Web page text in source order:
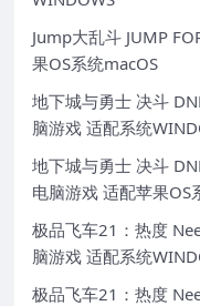
Jump大乱斗 JUMP
果OS系统macOS
地下城与勇士 决斗
脑游戏 适配系统
地下城与勇士 决斗
电脑游戏 适配苹果OS
极品飞车21：热度
脑游戏 适配系统
极品飞车21：热度